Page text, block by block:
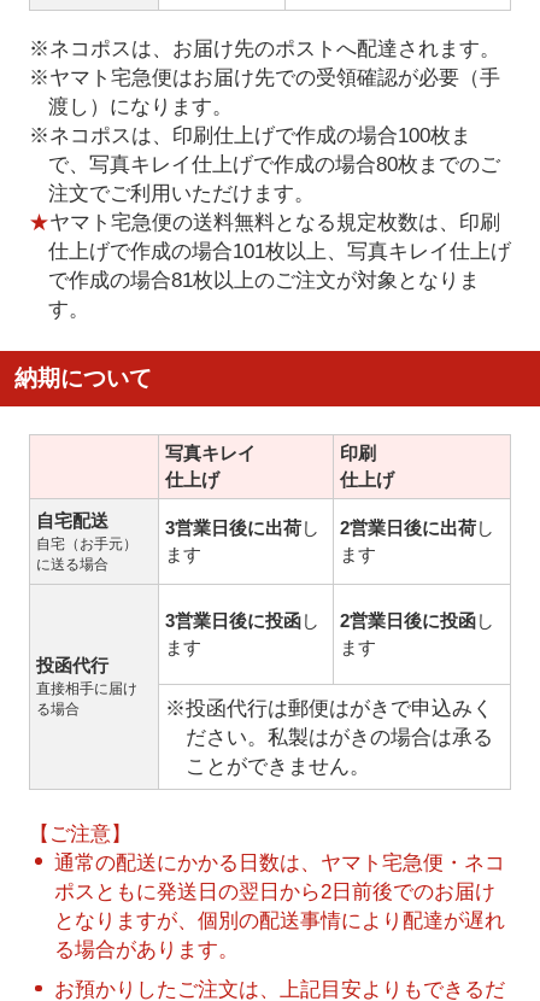
※ネコポスは、お届け先のポストへ配達されます。
※ヤマト宅急便はお届け先での受領確認が必要（手
渡し）になります。
※ネコポスは、印刷仕上げで作成の場合100枚ま
で、写真キレイ仕上げで作成の場合80枚までのご
注文でご利用いただけます。
★ヤマト宅急便の送料無料となる規定枚数は、印刷
仕上げで作成の場合101枚以上、写真キレイ仕上げ
で作成の場合81枚以上のご注文が対象となりま
す。
納期について
写真キレイ
仕上げ
印刷
仕上げ
自宅配送
自宅（お手元）
に送る場合
3営業日後に出荷し
ます
2営業日後に出荷し
ます
投函代行
直接相手に届け
る場合
3営業日後に投函し
ます
2営業日後に投函し
ます
※投函代行は郵便はがきで申込みく
ださい。私製はがきの場合は承る
ことができません。
【ご注意】
通常の配送にかかる日数は、ヤマト宅急便・ネコ
ポスともに発送日の翌日から2日前後でのお届け
となりますが、個別の配送事情により配達が遅れ
る場合があります。
お預かりしたご注文は、上記目安よりもできるだ